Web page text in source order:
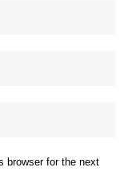
browser for the next